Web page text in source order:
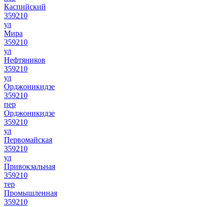
Каспийский
359210
ул
Мира
359210
ул
Нефтяников
359210
ул
Орджоникидзе
359210
пер
Орджоникидзе
359210
ул
Первомайская
359210
ул
Привокзальная
359210
тер
Промышленная
359210